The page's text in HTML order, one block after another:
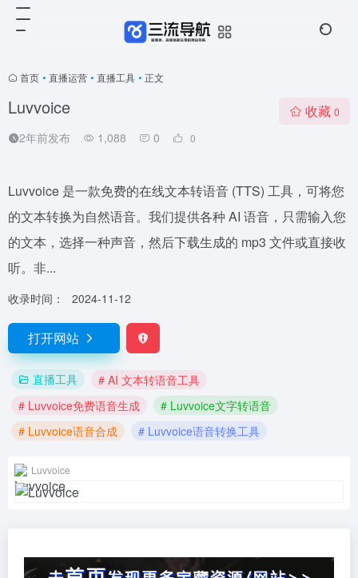
首页 • 直播运营 • 直播工具 • 正文
Luvvoice
2年前发布 1,088 0 0
收藏 0
Luvvoice 是一款免费的在线文本转语音 (TTS) 工具，可将您
的文本转换为自然语音。我们提供各种 AI 语音，只需输入您
的文本，选择一种声音，然后下载生成的 mp3 文件或直接收
听。非...
收录时间： 2024-11-12
打开网站
直播工具
# AI 文本转语音工具
# Luvvoice免费语音生成
# Luvvoice文字转语音
# Luvvoice语音合成
# Luvvoice语音转换工具
Luvvoice